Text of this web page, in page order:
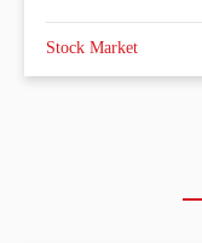
Stock Market